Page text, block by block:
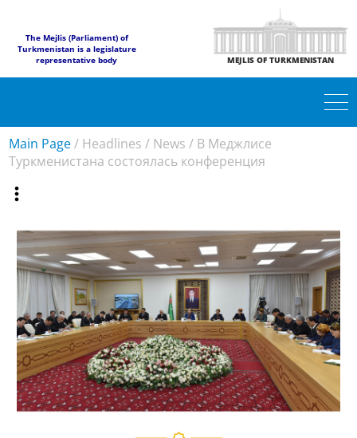
The Mejlis (Parliament) of
Turkmenistan is a legislature
representative body
MEJLIS OF TURKMENISTAN
Main Page/ Headlines / News / В Меджлисе
Туркменистана состоялась конференция